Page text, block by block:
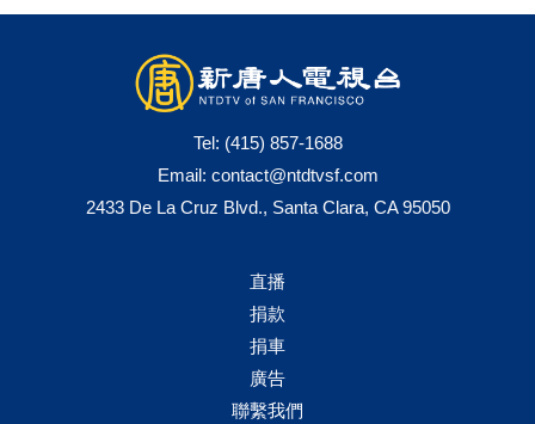
Tel: (415) 857-1688
Email: contact@ntdtvsf.com
2433 De La Cruz Blvd., Santa Clara, CA 95050
直播
捐款
捐車
廣告
聯繫我們